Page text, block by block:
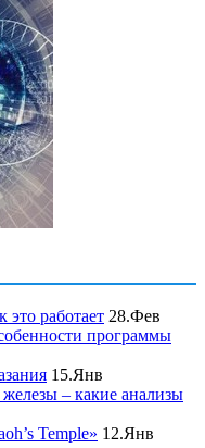
это работает 28.Фев
программы
15.Янв
– какие анализы
Temple» 12.Янв